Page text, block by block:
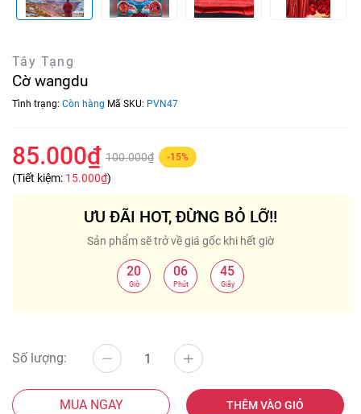
Tây Tạng
Cờ wangdu
Tình trạng: Còn hàng Mã SKU: PVN47
85.000₫ 100.000₫ -15%
(Tiết kiệm: 15.000₫)
ƯU ĐÃI HOT, ĐỪNG BỎ LỠ!!
Sản phẩm sẽ trở về giá gốc khi hết giờ
20
Giờ
06
Phút
44
Giây
Số lượng:
MUA NGAY THÊM VÀO GIỎ